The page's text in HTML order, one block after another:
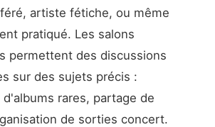
artiste fétiche, ou même
pratiqué. Les salons
permettent des discussions
sur des sujets précis :
rares, partage de
de sorties concert.